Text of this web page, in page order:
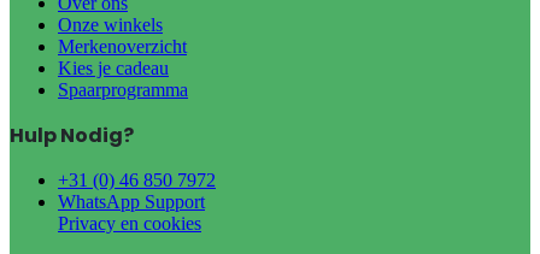
Onze winkels
Merkenoverzicht
Kies je cadeau
Spaarprogramma
Hulp Nodig?
+31 (0) 46 850 7972
WhatsApp Support
Privacy en cookies